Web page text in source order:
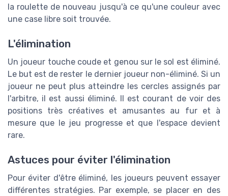
la roulette de nouveau jusqu'à ce qu'une couleur avec
une case libre soit trouvée.
L'élimination
Un joueur touche coude et genou sur le sol est éliminé.
Le but est de rester le dernier joueur non-éliminé. Si un
joueur ne peut plus atteindre les cercles assignés par
l'arbitre, il est aussi éliminé. Il est courant de voir des
positions très créatives et amusantes au fur et à
mesure que le jeu progresse et que l'espace devient
rare.
Astuces pour éviter l'élimination
Pour éviter d'être éliminé, les joueurs peuvent essayer
différentes stratégies. Par exemple, se placer en des